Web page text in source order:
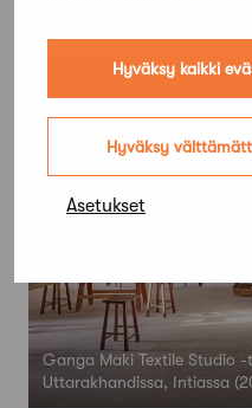
Hyväksy kaikki
Hyväksy
Asetukset
Ganga Maki Textile Studio
Uttarakhandissa, Intiassa